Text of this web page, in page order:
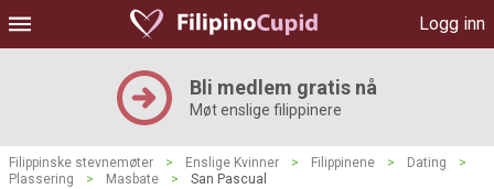
Logg inn
Bli medlem gratis nå
Møt enslige filippinere
Filippinske stevnemøter > Enslige Kvinner > Filippinene > Dating
>
Plassering
> Masbate > San Pascual